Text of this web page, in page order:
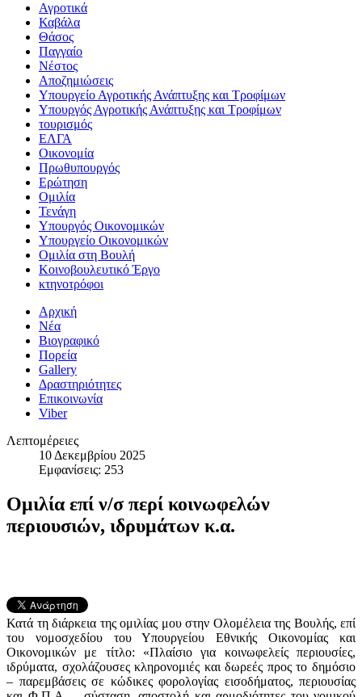
Αγροτικά
Καβάλα
Θάσος
Παγγαίο
Νέστος
Αποζημιώσεις
Υπουργείο Αγροτικής Ανάπτυξης και Τροφίμων
Υπουργός Αγροτικής Ανάπτυξης και Τροφίμων
τουρισμός
ΕΛΓΑ
Οικονομία
Πρωθυπουργός
Ερώτηση
Ομιλία
Τενάγη
Υπουργός Οικονομικών
Υπουργείο Οικονομικών
Ομιλία στη Βουλή
Κοινοβουλευτικό Έργο
κτηνοτρόφοι
Αρχική
Νέα
Βιογραφικό
Πορεία
Gallery
Δραστηριότητες
Επικοινωνία
Viber
Λεπτομέρειες
10 Δεκεμβρίου 2025
Εμφανίσεις: 253
Ομιλία επί ν/σ περί κοινωφελών
περιουσιών, ιδρυμάτων κ.α.
Κατά τη διάρκεια της ομιλίας μου στην Ολομέλεια της Βουλής, επί
του νομοσχεδίου του Υπουργείου Εθνικής Οικονομίας και
Οικονομικών με τίτλο: «Πλαίσιο για κοινωφελείς περιουσίες,
ιδρύματα, σχολάζουσες κληρονομιές και δωρεές προς το δημόσιο
– παρεμβάσεις σε κώδικες φορολογίας εισοδήματος, περιουσίας